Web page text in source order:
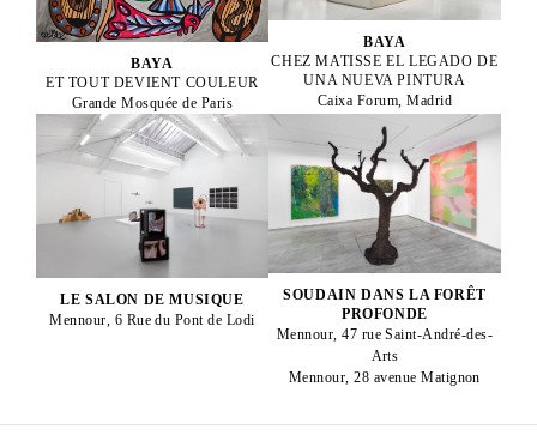
BAYA
ET TOUT DEVIENT COULEUR
Grande Mosquée de Paris
BAYA
CHEZ MATISSE EL LEGADO DE
UNA NUEVA PINTURA
Caixa Forum, Madrid
LE SALON DE MUSIQUE
Mennour, 6 Rue du Pont de Lodi
SOUDAIN DANS LA FORÊT
PROFONDE
Mennour, 47 rue Saint-André-des-
Arts
Mennour, 28 avenue Matignon